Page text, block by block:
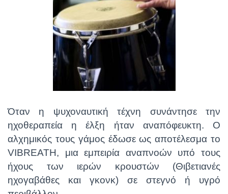
Όταν η ψυχοναυτική τέχνη συνάντησε την
ηχοθεραπεία η έλξη ήταν αναπόφευκτη. Ο
αλχημικός τους γάμος έδωσε ως αποτέλεσμα το
VIBREATH, μια εμπειρία αναπνοών υπό τους
ήχους των ιερών κρουστών (Θιβετιανές
ηχογαβάθες και γκονκ) σε στεγνό ή υγρό